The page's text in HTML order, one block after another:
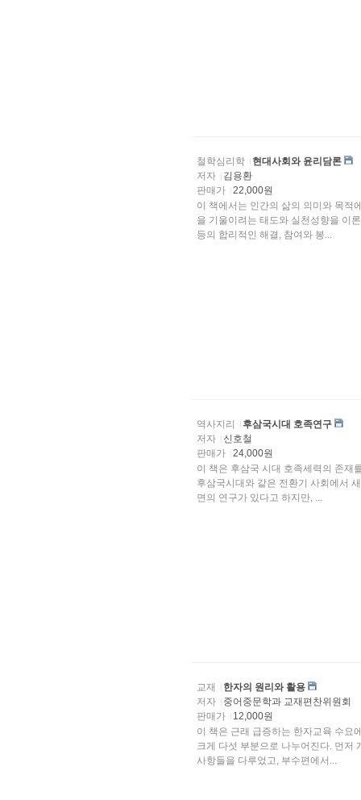
철학심리학
현대사회와 윤리담론
저자
김용환
판매가
22,000원
이 책에서는 인간의 삶의 의미와 목적
을 기울이려는 태도와 실천성향을 이론적으로 검토하고자 한다. 아울러 현대 사회에서 요청되는 갈
등의 합리적인 해결, 참여와 봉...
역사지리
후삼국시대 호족연구
저자
신호철
판매가
24,000원
이 책은 후삼국 시대 호족세력의 존재를 종합적으로 밝
후삼국시대와 같은 전환기 사회에서
면의 연구가 있다고 하지만, ...
교재
한자의 원리와 활용
저자
중어중문학과 교재편찬위원회
판매가
12,000원
이 책은 근래 급증하는 한자교육 수요에 맞추어 한자 학
크게 다섯 부분으로 나누어진다. 먼저
사항들을 다루었고, 부수편에서...